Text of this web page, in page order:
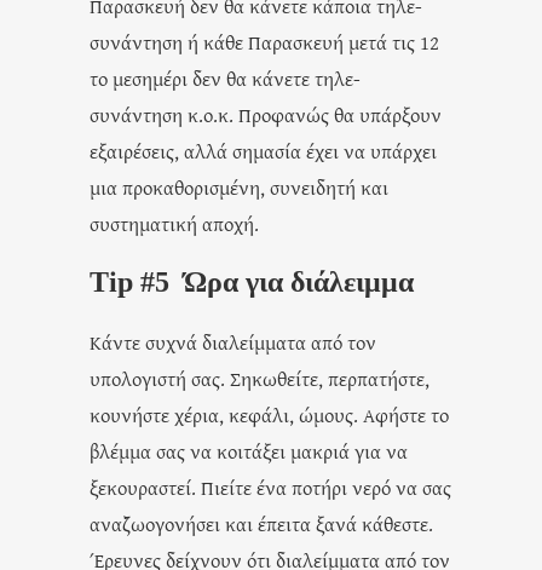
Παρασκευή δεν θα κάνετε κάποια τηλε-
συνάντηση ή κάθε Παρασκευή μετά τις 12
το μεσημέρι δεν θα κάνετε τηλε-
συνάντηση κ.ο.κ. Προφανώς θα υπάρξουν
εξαιρέσεις, αλλά σημασία έχει να υπάρχει
μια προκαθορισμένη, συνειδητή και
συστηματική αποχή.
Tip #5 Ώρα για διάλειμμα
Κάντε συχνά διαλείμματα από τον
υπολογιστή σας. Σηκωθείτε, περπατήστε,
κουνήστε χέρια, κεφάλι, ώμους. Αφήστε το
βλέμμα σας να κοιτάξει μακριά για να
ξεκουραστεί. Πιείτε ένα ποτήρι νερό να σας
αναζωογονήσει και έπειτα ξανά κάθεστε.
Έρευνες δείχνουν ότι διαλείμματα από τον